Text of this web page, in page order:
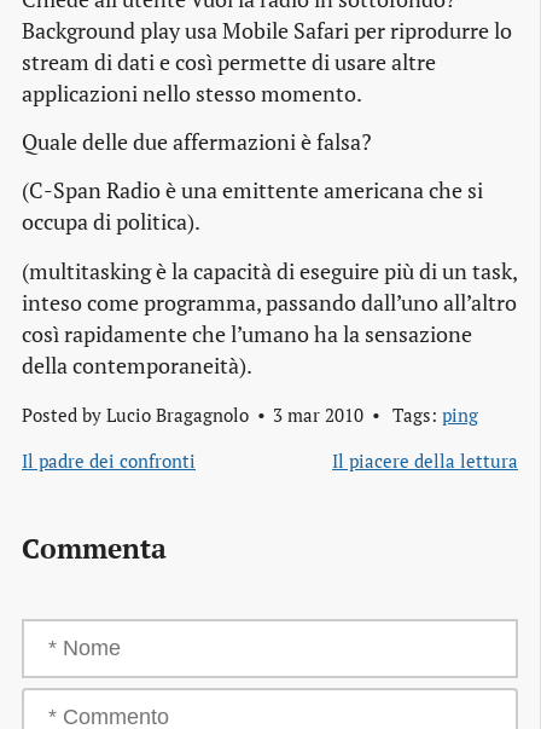
Background playusa Mobile Safari per riprodurre lo
stream di dati e così permette di usare altre
applicazioni nello stesso momento.
Quale delle due affermazioni è falsa?
(C-Span Radio è una emittente americana che si
occupa di politica).
(multitaskingè la capacità di eseguire più di un task,
inteso come programma, passando dall’uno all’altro
così rapidamente che l’umano ha la sensazione
della contemporaneità).
Posted by Lucio Bragagnolo 3 mar 2010 Tags: ping
Il padre dei confronti
Il piacere della lettura
Commenta